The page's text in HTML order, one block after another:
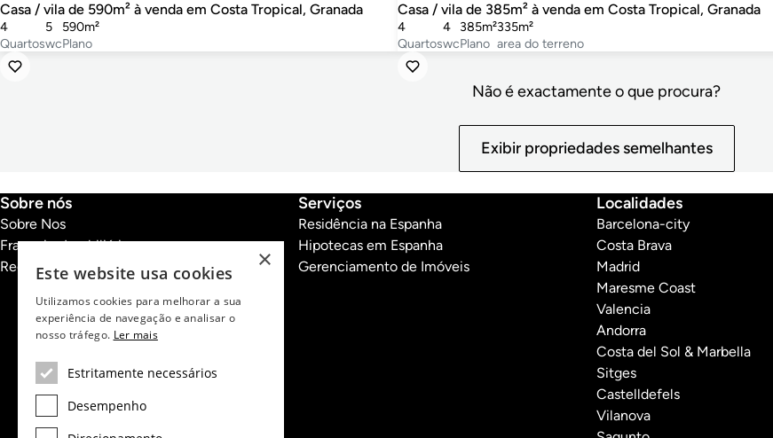
Casa / vila de 590m² à venda em Costa Tropical, Granada
Quartos
4
wc
5
Plano
590m²
Casa / vila de 385m² à venda em Costa Tropical, Granada
Quartos
4
wc
4
Plano
385m²
area do terreno
335m²
Não é exactamente o que procura?
Exibir propriedades semelhantes
Sobre nós
Sobre Nos
Franquias Imobiliárias
Recrutamento
Serviços
Residência na Espanha
Hipotecas em Espanha
Gerenciamento de Imóveis
Localidades
Barcelona-city
Costa Brava
Madrid
Maresme Coast
Valencia
Andorra
Costa del Sol & Marbella
Sitges
Castelldefels
Vilanova
×
Este website usa cookies
Utilizamos cookies para melhorar a sua
experiência de navegação e analisar o
nosso tráfego. Ler mais
Estritamente necessários
Desempenho